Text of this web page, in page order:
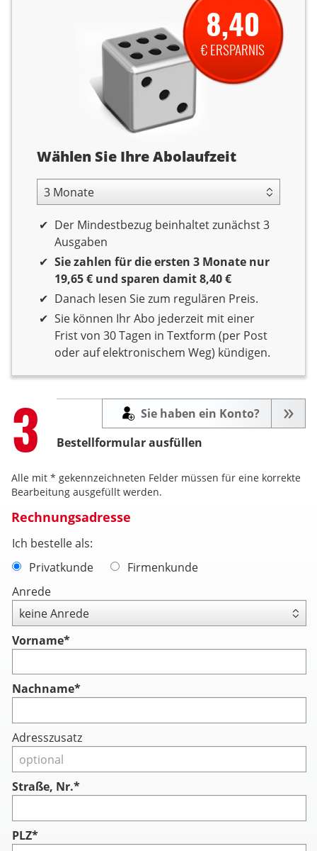
Abolaufzeit
Wählen Sie Ihre Abolaufzeit
3 Monate Laufzeit
Der Mindestbezug beinhaltet zunächst 3
Ausgaben
Sie zahlen für die ersten 3 Monate nur
19,65 € und sparen damit 8,40 €
Danach lesen Sie zum regulären Preis.
Sie können Ihr Abo jederzeit mit einer
Frist von 30 Tagen in Textform (per Post
oder auf elektronischem Weg) kündigen.
8,40
€ ERSPARNIS
Step
3 Bestellformular ausfüllen
Sie haben ein Konto?
Alle mit * gekennzeichneten Felder müssen für eine korrekte
Bearbeitung ausgefüllt werden.
Rechnungsadresse
Ich bestelle als:
Privatkunde
Firmenkunde
Anrede
Vorname*
Nachname*
Adresszusatz
Straße, Nr.*
PLZ*